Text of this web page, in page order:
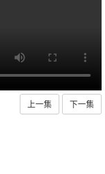
上一集 下一集